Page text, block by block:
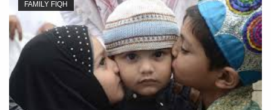
FAMILY FIQH